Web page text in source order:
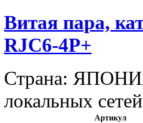
Витая пара,
RJC6-4P+
Страна:
локальных
Артикул